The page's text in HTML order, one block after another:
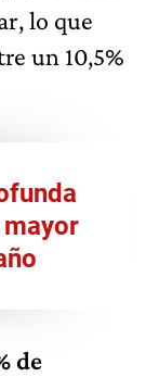
lo que
un 10,5%
de